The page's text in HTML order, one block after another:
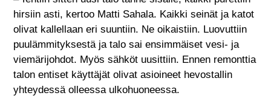
hirsiin asti, kertoo Matti Sahala. Kaikki seinät ja katot
olivat kallellaan eri suuntiin. Ne oikaistiin. Luovuttiin
puulämmityksestä ja talo sai ensimmäiset vesi- ja
viemärijohdot. Myös sähköt uusittiin. Ennen remonttia
talon entiset käyttäjät olivat asioineet hevostallin
yhteydessä olleessa ulkohuoneessa.